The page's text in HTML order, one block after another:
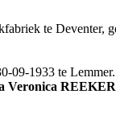
te Deventer,
09-1933 te Lemmer.
Veronica